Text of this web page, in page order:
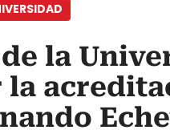
la
la